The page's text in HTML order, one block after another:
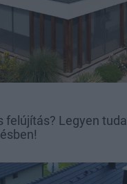
felújítás? Legyen